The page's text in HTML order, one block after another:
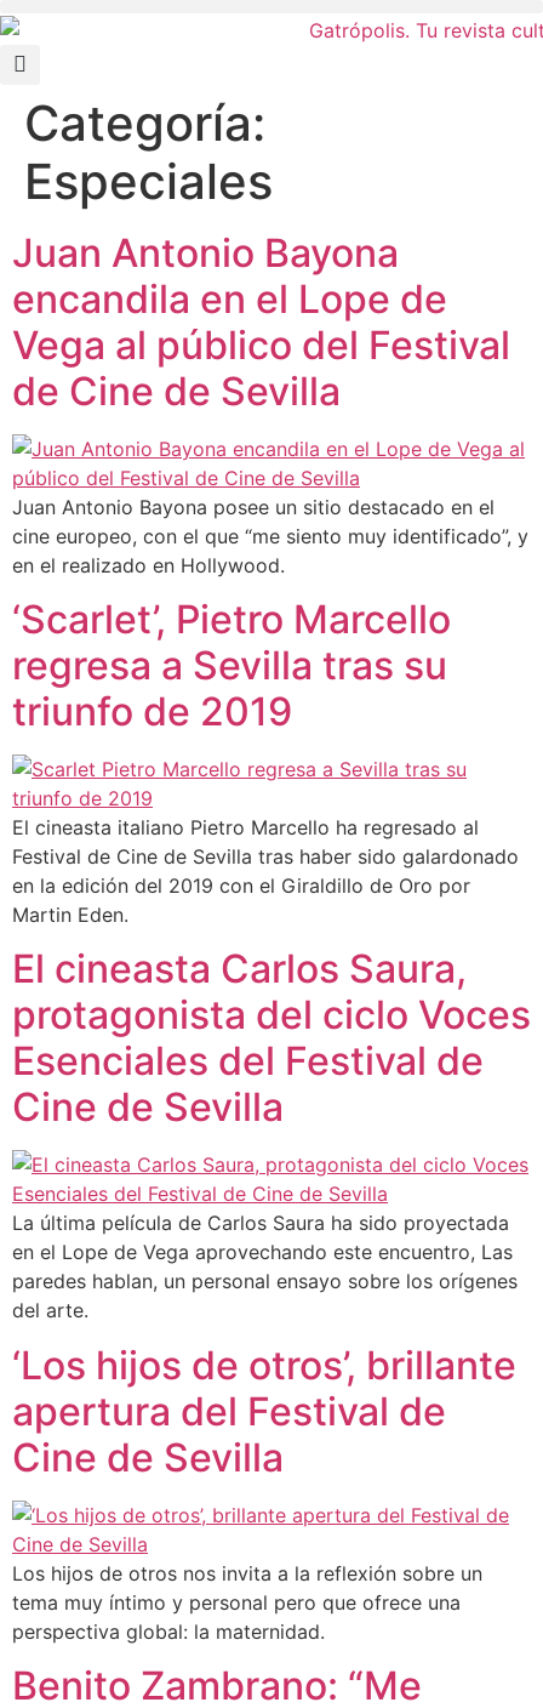
Categoría:
Especiales
Juan Antonio Bayona
encandila en el Lope de
Vega al público del Festival
de Cine de Sevilla
Juan Antonio Bayona posee un sitio destacado en el
cine europeo, con el que “me siento muy identificado”, y
en el realizado en Hollywood.
‘Scarlet’, Pietro Marcello
regresa a Sevilla tras su
triunfo de 2019
El cineasta italiano Pietro Marcello ha regresado al
Festival de Cine de Sevilla tras haber sido galardonado
en la edición del 2019 con el Giraldillo de Oro por
Martin Eden.
El cineasta Carlos Saura,
protagonista del ciclo Voces
Esenciales del Festival de
Cine de Sevilla
La última película de Carlos Saura ha sido proyectada
en el Lope de Vega aprovechando este encuentro, Las
paredes hablan, un personal ensayo sobre los orígenes
del arte.
‘Los hijos de otros’, brillante
apertura del Festival de
Cine de Sevilla
Los hijos de otros nos invita a la reflexión sobre un
tema muy íntimo y personal pero que ofrece una
perspectiva global: la maternidad.
Benito Zambrano: “Me